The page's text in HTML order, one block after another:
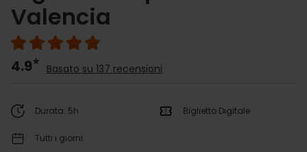
Valencia
4.9 Basato su 137 recensioni
Durata: 5h Biglietto Digitale
Tutti i giorni